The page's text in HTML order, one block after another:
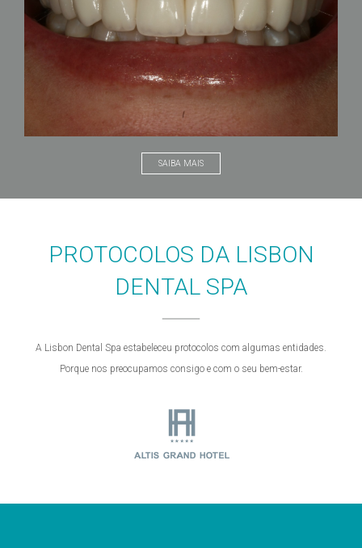
SAIBA MAIS
PROTOCOLOS DA LISBON
DENTAL SPA
A Lisbon Dental Spa estabeleceu protocolos com algumas entidades.
Porque nos preocupamos consigo e com o seu bem-estar.